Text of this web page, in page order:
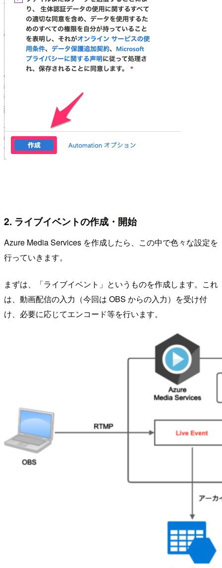
2. ライブイベントの作成・開始
Azure Media Services を作成したら、この中で色々な設定を
行っていきます。
まずは、「ライブイベント」というものを作成します。これ
は、動画配信の入力（今回は OBS からの入力）を受け付
け、必要に応じてエンコード等を行います。